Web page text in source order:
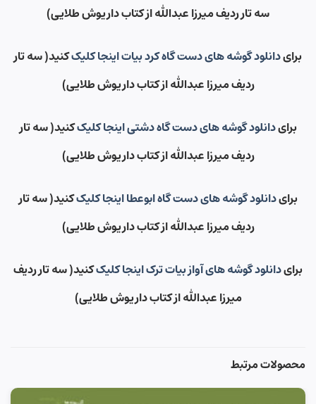
سه تار ردیف میرزا عبدالله از کتاب داریوش طلایی)
برایدانلود گوشه های دست گاه کرد بیات اینجا کلیککنید( سه تار
ردیف میرزا عبدالله از کتاب داریوش طلایی)
برایدانلود گوشه های دست گاه دشتی اینجا کلیککنید( سه تار
ردیف میرزا عبدالله از کتاب داریوش طلایی)
برایدانلود گوشه های دست گاه ابوعطا اینجا کلیککنید( سه تار
ردیف میرزا عبدالله از کتاب داریوش طلایی)
برایدانلود گوشه های آواز بیات ترک اینجا کلیککنید( سه تار ردیف
میرزا عبدالله از کتاب داریوش طلایی)
محصولات مرتبط